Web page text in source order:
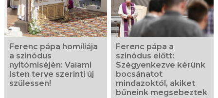
Ferenc pápa homíliája
a szinódus
nyitómiséjén: Valami
Isten terve szerinti új
szülessen!
Ferenc pápa a
szinódus előtt:
Szégyenkezve kérünk
bocsánatot
mindazoktól, akiket
bűneink megsebeztek